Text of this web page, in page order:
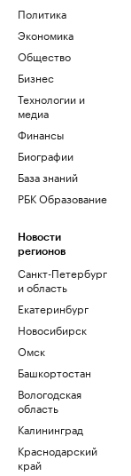
Политика
Экономика
Общество
Бизнес
Технологии и
медиа
Финансы
Биографии
База знаний
РБК Образование
Новости
регионов
Санкт-Петербург
и область
Екатеринбург
Новосибирск
Омск
Башкортостан
Вологодская
область
Калининград
Краснодарский
край